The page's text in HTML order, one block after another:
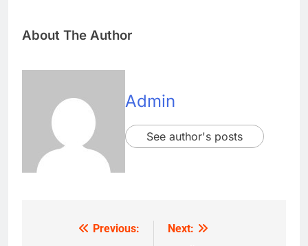
About The Author
Admin
See author's posts
Previous:
Next: